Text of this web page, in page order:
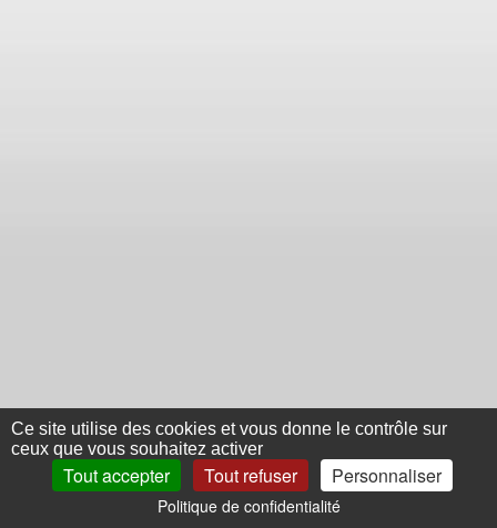
Ce site utilise des cookies et vous donne le contrôle sur
ceux que vous souhaitez activer
Tout accepter Tout refuser Personnaliser
Politique de confidentialité